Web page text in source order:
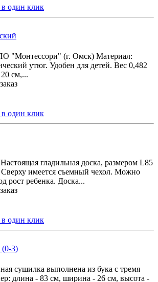
один клик
"Монтессори" (г. Омск) Материал:
утюг. Удобен для детей. Вес 0,482
см,...
один клик
гладильная доска, размером L85
имеется съемный чехол. Можно
рост ребенка. Доска...
один клик
(0-3)
сушилка выполнена из бука с тремя
длина - 83 см, ширина - 26 см, высота -